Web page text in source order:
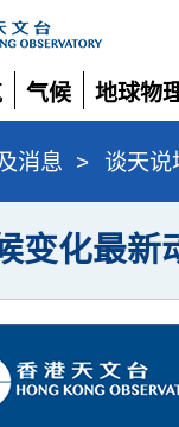
气候
展
开
地球物
展
开
消息 > 谈天说
变化最新